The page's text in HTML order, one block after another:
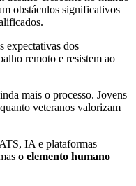
obstáculos significativos
expectativas dos
remoto e resistem ao
mais o processo. Jovens
veteranos valorizam
IA e plataformas
o elemento humano